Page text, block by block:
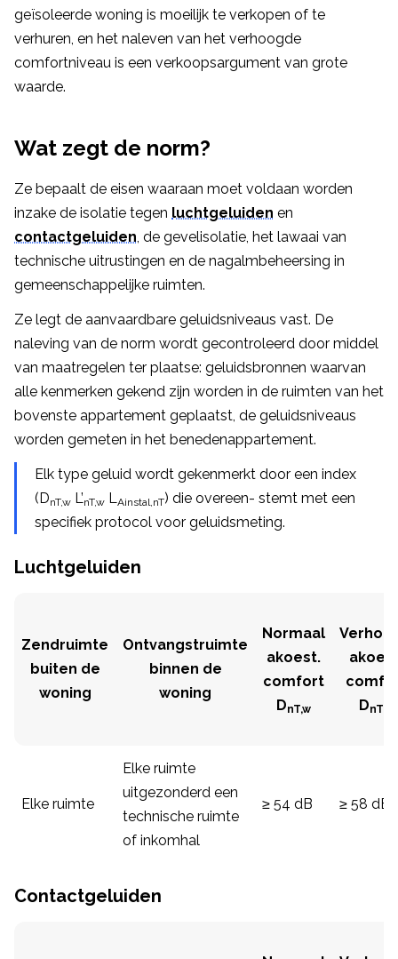
geïsoleerde woning is moeilijk te verkopen of te
verhuren, en het naleven van het verhoogde
comfortniveau is een verkoopsargument van grote
waarde.
Wat zegt de norm?
Ze bepaalt de eisen waaraan moet voldaan worden
inzake de isolatie tegen luchtgeluiden en
contactgeluiden, de gevelisolatie, het lawaai van
technische uitrustingen en de nagalmbeheersing in
gemeenschappelijke ruimten.
Ze legt de aanvaardbare geluidsniveaus vast. De
naleving van de norm wordt gecontroleerd door middel
van maatregelen ter plaatse: geluidsbronnen waarvan
alle kenmerken gekend zijn worden in de ruimten van het
bovenste appartement geplaatst, de geluidsniveaus
worden gemeten in het benedenappartement.
Elk type geluid wordt gekenmerkt door een index
(DnT,w L’nT,w LAinstal,nT) die overeen- stemt met een
specifiek protocol voor geluidsmeting.
Luchtgeluiden
Zendruimte
buiten de
woning
Ontvangstruimte
binnen de
woning
Normaal
akoest.
comfort
DnT,w
DnT,w
Elke ruimte
Elke ruimte
uitgezonderd een
technische ruimte
of inkomhal
≥ 54 dB ≥ 58 dB
Contactgeluiden